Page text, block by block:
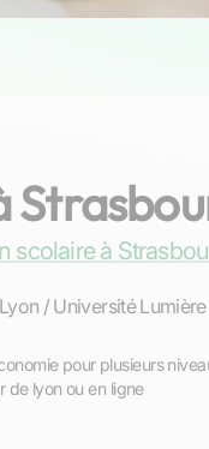
scolaire à
pour plusieurs
de lyon ou en ligne